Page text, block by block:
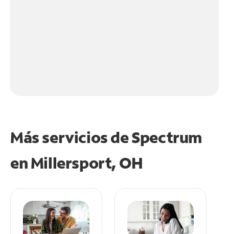
Más servicios de Spectrum
enMillersport, OH